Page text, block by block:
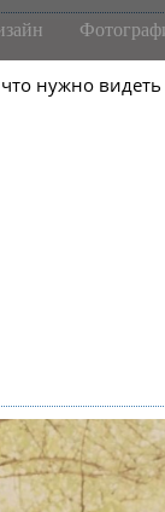
нужно